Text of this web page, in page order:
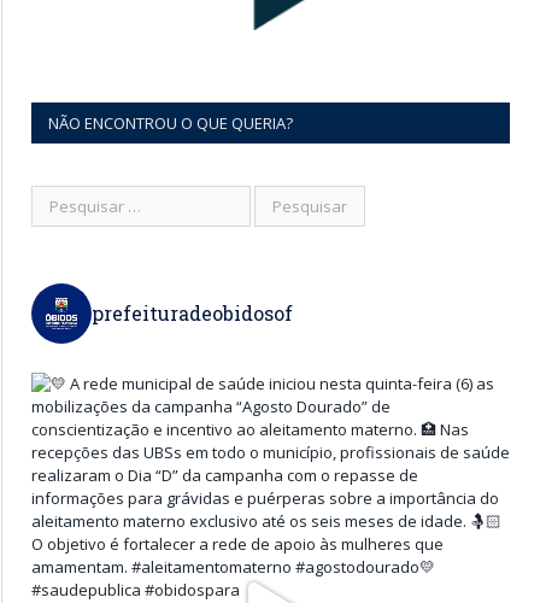
NÃO ENCONTROU O QUE QUERIA?
prefeituradeobidosof